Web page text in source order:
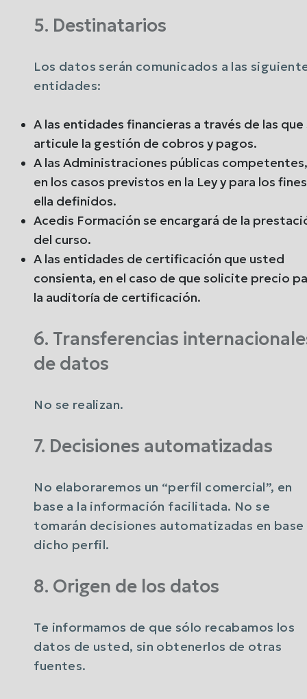
5. Destinatarios
Los datos serán comunicados a las
entidades:
A las entidades financieras a través de las que
articule la gestión de cobros y pagos.
A las Administraciones públicas
en los casos previstos en la Ley y para los
ella definidos.
Acedis Formación se encargará de la
del curso.
A las entidades de certificación que usted
consienta, en el caso de que solicite precio
la auditoría de certificación.
6. Transferencias
de datos
No se realizan.
7. Decisiones automatizadas
No elaboraremos un “perfil comercial”, en
base a la información facilitada. No se
tomarán decisiones automatizadas en base
dicho perfil.
8. Origen de los datos
Te informamos de que sólo recabamos los
datos de usted, sin obtenerlos de otras
fuentes.